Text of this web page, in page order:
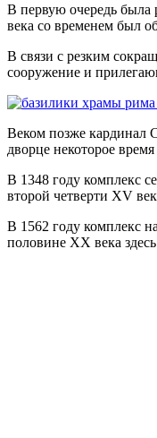
В первую очередь была
века со временем был
В связи с резким
сооружение и
Веком позже кардинал
дворце некоторое
В 1348 году комплекс
второй четверти XV
В 1562 году комплекс
половине XX века